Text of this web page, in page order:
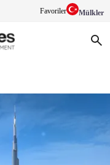
Favoriler Mülkler